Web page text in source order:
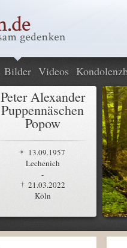
Bilder Videos
Peter Alexander
Puppennäschen
Popow
13.09.1957
Lechenich
-
21.03.2022
Köln